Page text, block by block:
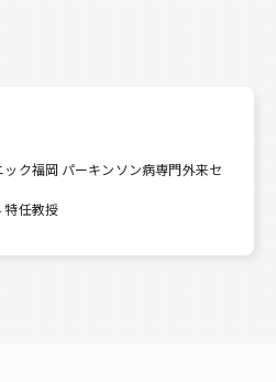
ク福岡 パーキンソン病専門外来セ
特任教授